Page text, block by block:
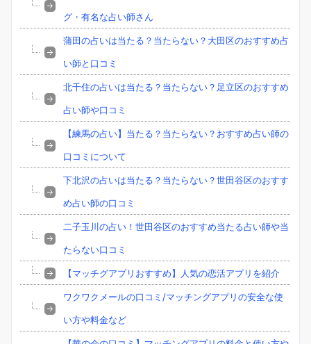
グ・有名な占い師さん
蒲田の占いは当たる？当たらない？大田区のおすすめ占
い師と口コミ
北千住の占いは当たる？当たらない？足立区のおすすめ
占い師や口コミ
【練馬の占い】当たる？当たらない？おすすめ占い師の
口コミについて
下北沢の占いは当たる？当たらない？世田谷区のおすす
め占い師の口コミ
二子玉川の占い！世田谷区のおすすめ当たる占い師や当
たらない口コミ
【マッチグアプリおすすめ】人気の恋活アプリを紹介
ワクワクメールの口コミ/マッチングアプリの安全な使
い方や料金など